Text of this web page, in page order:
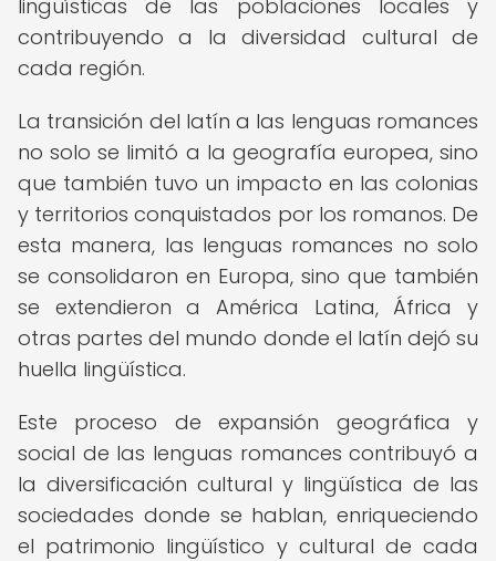
lingüísticas de las poblaciones locales y
contribuyendo a la diversidad cultural de
cada región.
La transición del latín a las lenguas romances
no solo se limitó a la geografía europea, sino
que también tuvo un impacto en las colonias
y territorios conquistados por los romanos. De
esta manera, las lenguas romances no solo
se consolidaron en Europa, sino que también
se extendieron a América Latina, África y
otras partes del mundo donde el latín dejó su
huella lingüística.
Este proceso de expansión geográfica y
social de las lenguas romances contribuyó a
la diversificación cultural y lingüística de las
sociedades donde se hablan, enriqueciendo
el patrimonio lingüístico y cultural de cada